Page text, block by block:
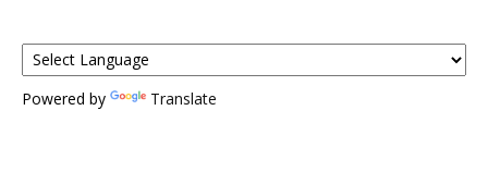
Powered by Translate